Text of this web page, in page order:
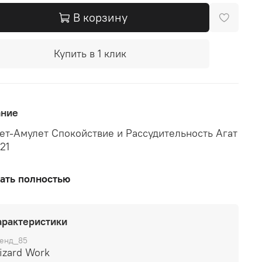
В корзину
Купить в 1 клик
Амулет Спокойствие и Рассудительность Агат
излишки страсти и эмоциональности,
человека более рассудительным и
размер бусины 12 мм, размер браслета 17-20
полностью
Work